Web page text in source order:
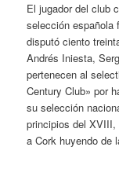
El jugador del club
selección española
disputó ciento
Andrés Iniesta,
pertenecen al
Century Club» por
su selección
principios del XVIII,
a Cork huyendo de